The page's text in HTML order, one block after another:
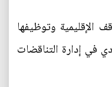
الإقليمية وتوظيفها
في إدارة التناقضات